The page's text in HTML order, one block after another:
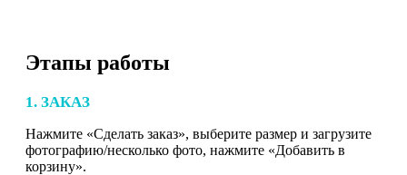
Этапы работы
1. ЗАКАЗ
Нажмите «Сделать заказ», выберите размер и загрузите
фотографию/несколько фото, нажмите «Добавить в
корзину».